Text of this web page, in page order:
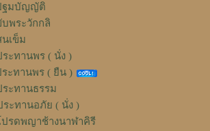
ฐมบัญญัติ
พระวักกลิ
เข็ม
ะทานพร ( นั่ง )
ะทานพร ( ยืน )
ะทานธรรม
ะทานอภัย ( นั่ง )
รดพญาช้างนาฬาคิรี